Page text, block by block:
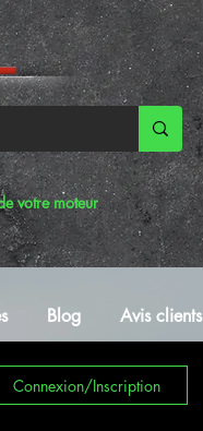
votre moteur
Blog Avis clients
Connexion/Inscription